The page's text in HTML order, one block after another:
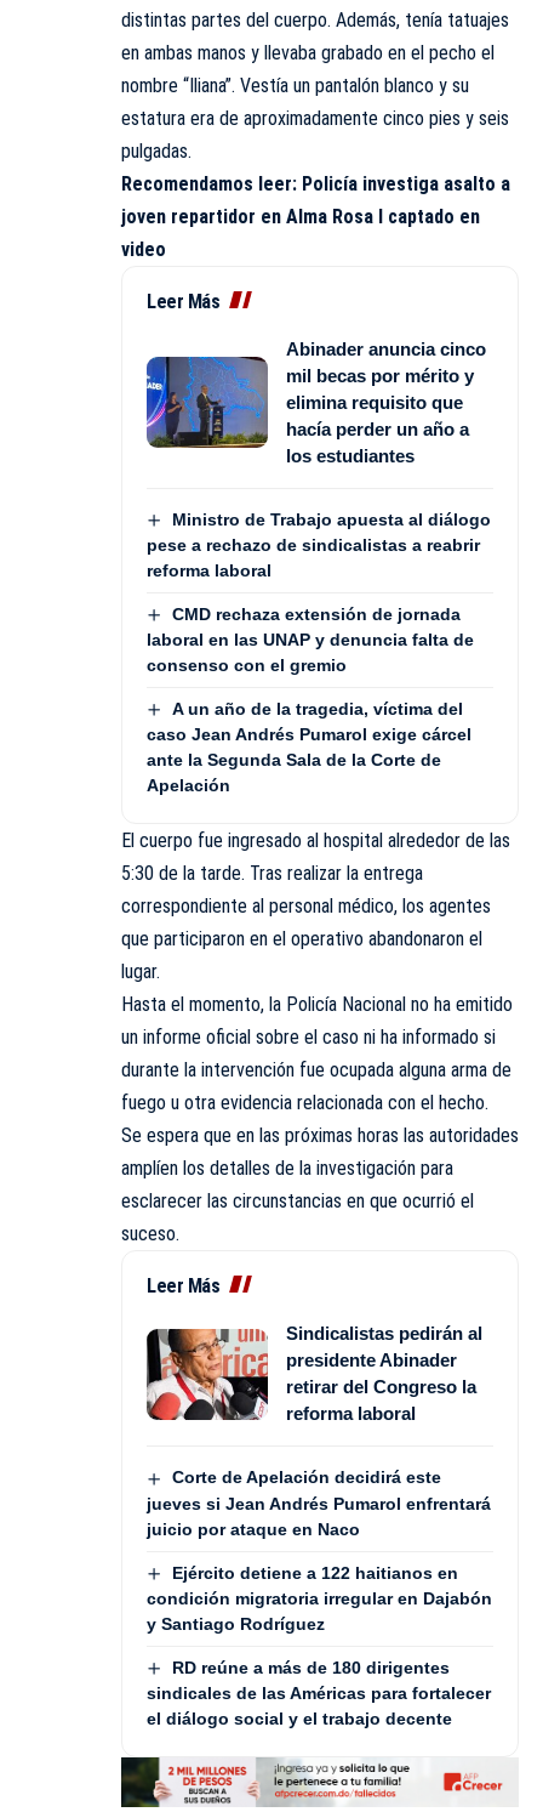
distintas partes del cuerpo. Además, tenía tatuajes
en ambas manos y llevaba grabado en el pecho el
nombre “Iliana”. Vestía un pantalón blanco y su
estatura era de aproximadamente cinco pies y seis
pulgadas.
Recomendamos leer: Policía investiga asalto a
joven repartidor en Alma Rosa I captado en
video
Leer Más
Abinader anuncia cinco
mil becas por mérito y
elimina requisito que
hacía perder un año a
los estudiantes
Ministro de Trabajo apuesta al diálogo
pese a rechazo de sindicalistas a reabrir
reforma laboral
CMD rechaza extensión de jornada
laboral en las UNAP y denuncia falta de
consenso con el gremio
A un año de la tragedia, víctima del
caso Jean Andrés Pumarol exige cárcel
ante la Segunda Sala de la Corte de
Apelación
El cuerpo fue ingresado al hospital alrededor de las
5:30 de la tarde. Tras realizar la entrega
correspondiente al personal médico, los agentes
que participaron en el operativo abandonaron el
lugar.
Hasta el momento, la Policía Nacional no ha emitido
un informe oficial sobre el caso ni ha informado si
durante la intervención fue ocupada alguna arma de
fuego u otra evidencia relacionada con el hecho.
Se espera que en las próximas horas las autoridades
amplíen los detalles de la investigación para
esclarecer las circunstancias en que ocurrió el
suceso.
Leer Más
Sindicalistas pedirán al
presidente Abinader
retirar del Congreso la
reforma laboral
Corte de Apelación decidirá este
jueves si Jean Andrés Pumarol enfrentará
juicio por ataque en Naco
Ejército detiene a 122 haitianos en
condición migratoria irregular en Dajabón
y Santiago Rodríguez
RD reúne a más de 180 dirigentes
sindicales de las Américas para fortalecer
el diálogo social y el trabajo decente